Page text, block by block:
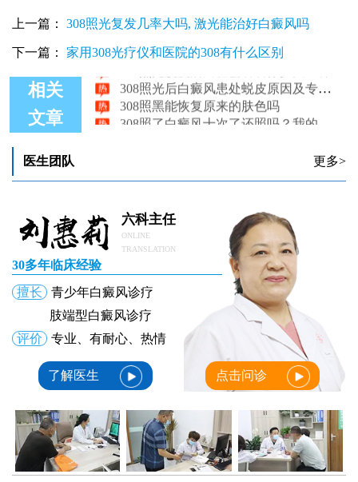
上一篇： 308照光复发几率大吗, 激光能治好白癜风吗
下一篇： 家用308光疗仪和医院的308有什么区别
相关
文章
白癜风308照射起泡机制探析
308照光脱皮后白斑会看着像扩大一样
308照光后白癜风患处蜕皮原因及专业解决方案
308照黑能恢复原来的肤色吗
308照了白癜风十次了还照吗？我的治疗心路与抉择
医生团队 更多>
六科主任
ONLINE
TRANSLATION
30多年临床经验
擅长
青少年白癜风诊疗
肢端型白癜风诊疗
评价
专业、有耐心、热情
了解医生 点击问诊